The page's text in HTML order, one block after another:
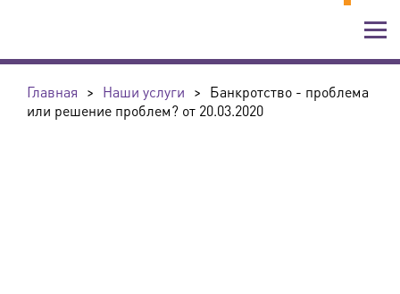
Главная > Наши услуги > Банкротство - проблема
или решение проблем? от 20.03.2020